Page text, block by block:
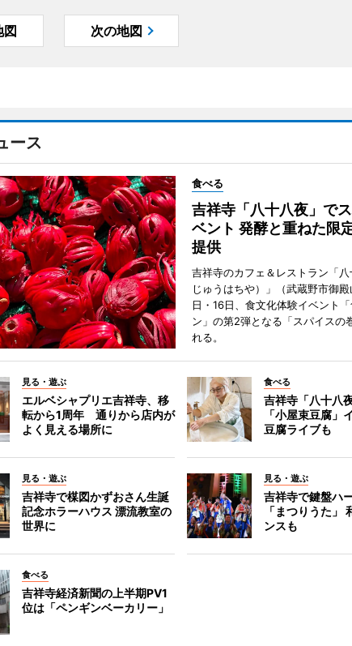
図 次の地図
ース
食べる
吉祥寺「八十八夜」で
ベント 発酵と重ねた限
提供
吉祥寺のカフェ＆レストラン「
じゅうはちや）」（武蔵野市御
日・16日、食文化体験イベント
ン」の第2弾となる「スパイスの
れる。
見る・遊ぶ
エルベシャプリエ吉祥寺、移
転から1周年 通りから店内が
よく見える場所に
食べる
吉祥寺「八十八
「小屋束豆腐」
豆腐ライブも
見る・遊ぶ
吉祥寺で楳図かずおさん生誕
記念ホラーハウス 漂流教室の
世界に
見る・遊ぶ
吉祥寺で鍵盤ハ
「まつりうた」
ンスも
食べる
吉祥寺経済新聞の上半期PV1
位は「ペンギンベーカリー」